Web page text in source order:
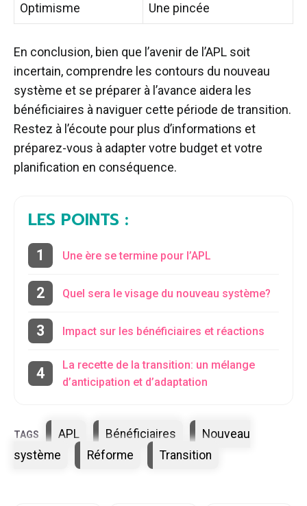
Optimisme Une pincée
En conclusion, bien que l’avenir de l’APL soit
incertain, comprendre les contours du nouveau
système et se préparer à l’avance aidera les
bénéficiaires à naviguer cette période de transition.
Restez à l’écoute pour plus d’informations et
préparez-vous à adapter votre budget et votre
planification en conséquence.
LES POINTS :
Une ère se termine pour l’APL
Quel sera le visage du nouveau système?
Impact sur les bénéficiaires et réactions
La recette de la transition: un mélange
d’anticipation et d’adaptation
Étiquettes
APL Bénéficiaires
Nouveau
système
Réforme Transition